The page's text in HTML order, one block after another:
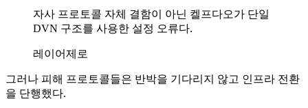
자사 프로토콜 자체 결함이 아닌 켈프다오가 단일
DVN 구조를 사용한 설정 오류다.
레이어제로
그러나 피해 프로토콜들은 반박을 기다리지 않고 인프라 전환
을 단행했다.